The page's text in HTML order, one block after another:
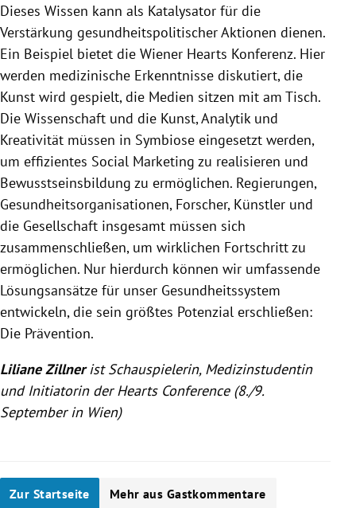
Dieses Wissen kann als Katalysator für die
Verstärkung gesundheitspolitischer Aktionen dienen.
Ein Beispiel bietet die Wiener Hearts Konferenz. Hier
werden medizinische Erkenntnisse diskutiert, die
Kunst wird gespielt, die Medien sitzen mit am Tisch.
Die Wissenschaft und die Kunst, Analytik und
Kreativität müssen in Symbiose eingesetzt werden,
um effizientes Social Marketing zu realisieren und
Bewusstseinsbildung zu ermöglichen. Regierungen,
Gesundheitsorganisationen, Forscher, Künstler und
die Gesellschaft insgesamt müssen sich
zusammenschließen, um wirklichen Fortschritt zu
ermöglichen. Nur hierdurch können wir umfassende
Lösungsansätze für unser Gesundheitssystem
entwickeln, die sein größtes Potenzial erschließen:
Die Prävention.
Liliane Zillnerist Schauspielerin, Medizinstudentin
und Initiatorin der Hearts Conference (8./9.
September in Wien)
Zur Startseite Mehr aus Gastkommentare